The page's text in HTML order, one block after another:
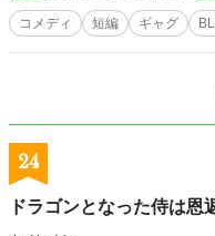
コメディ 短編 ギャグ
24
ドラゴンとなった侍は恩